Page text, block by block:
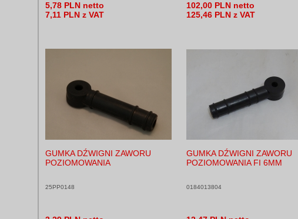
5,78 PLN netto
7,11 PLN z VAT
102,00 PLN netto
125,46 PLN z VAT
GUMKA DŹWIGNI ZAWORU
POZIOMOWANIA
25PP0148
GUMKA DŹWIGNI ZAWORU
POZIOMOWANIA FI 6MM
0184013804